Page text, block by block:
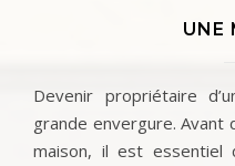
UNE
Devenir propriétaire d’un bien est un projet d’une
grande envergure. Avant
maison, il est essentiel